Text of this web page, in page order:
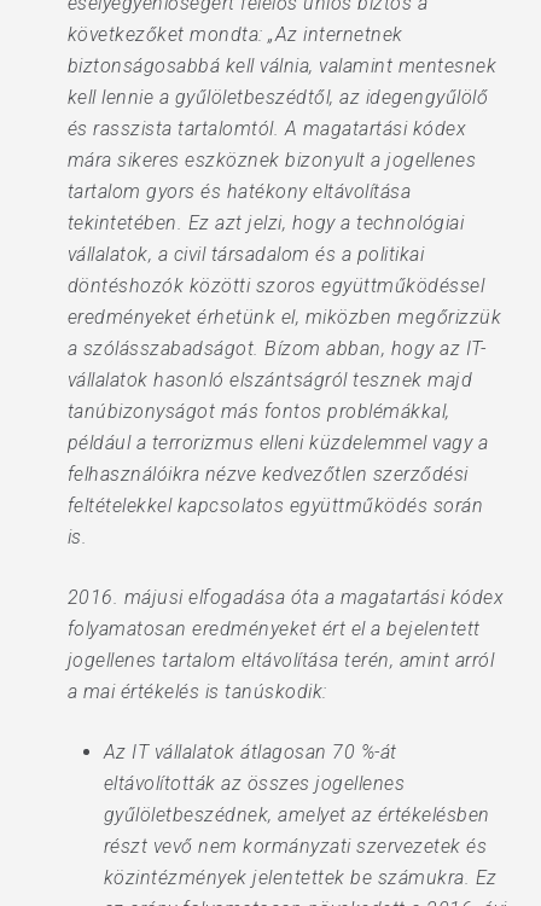
következőket mondta: „Az internetnek
biztonságosabbá kell válnia, valamint mentesnek
kell lennie a gyűlöletbeszédtől, az idegengyűlölő
és rasszista tartalomtól. A magatartási kódex
mára sikeres eszköznek bizonyult a jogellenes
tartalom gyors és hatékony eltávolítása
tekintetében. Ez azt jelzi, hogy a technológiai
vállalatok, a civil társadalom és a politikai
döntéshozók közötti szoros együttműködéssel
eredményeket érhetünk el, miközben megőrizzük
a szólásszabadságot. Bízom abban, hogy az IT-
vállalatok hasonló elszántságról tesznek majd
tanúbizonyságot más fontos problémákkal,
például a terrorizmus elleni küzdelemmel vagy a
felhasználóikra nézve kedvezőtlen szerződési
feltételekkel kapcsolatos együttműködés során
is.
2016. májusi elfogadása óta a magatartási kódex
folyamatosan eredményeket ért el a bejelentett
jogellenes tartalom eltávolítása terén, amint arról
a mai értékelés is tanúskodik:
Az IT vállalatok átlagosan 70 %-át
eltávolították az összes jogellenes
gyűlöletbeszédnek, amelyet az értékelésben
részt vevő nem kormányzati szervezetek és
közintézmények jelentettek be számukra. Ez